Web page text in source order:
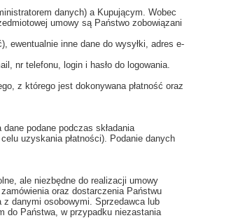
danych) a Kupującym. Wobec
umowy są Państwo zobowiązani
ewentualnie inne dane do wysyłki, adres e-
nr telefonu, login i hasło do logowania.
z którego jest dokonywana płatność oraz
podane podczas składania
uzyskania płatności). Podanie danych
ale niezbędne do realizacji umowy
oraz dostarczenia Państwu
z danymi osobowymi. Sprzedawca lub
do Państwa, w przypadku niezastania